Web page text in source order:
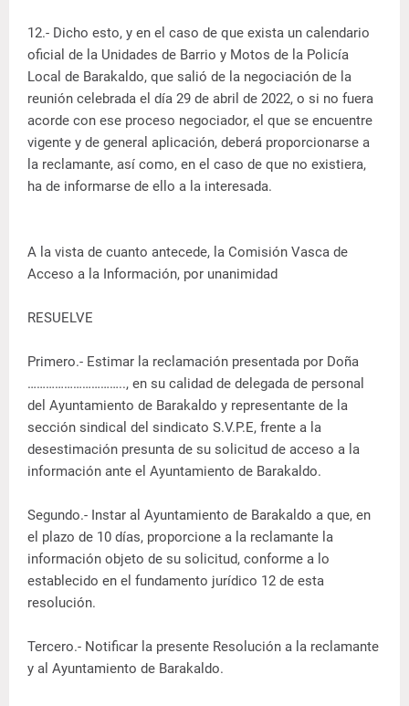
12.- Dicho esto, y en el caso de que exista un calendario
oficial de la Unidades de Barrio y Motos de la Policía
Local de Barakaldo, que salió de la negociación de la
reunión celebrada el día 29 de abril de 2022, o si no fuera
acorde con ese proceso negociador, el que se encuentre
vigente y de general aplicación, deberá proporcionarse a
la reclamante, así como, en el caso de que no existiera,
ha de informarse de ello a la interesada.
A la vista de cuanto antecede, la Comisión Vasca de
Acceso a la Información, por unanimidad
RESUELVE
Primero.- Estimar la reclamación presentada por Doña
………………………….., en su calidad de delegada de personal
del Ayuntamiento de Barakaldo y representante de la
sección sindical del sindicato S.V.P.E, frente a la
desestimación presunta de su solicitud de acceso a la
información ante el Ayuntamiento de Barakaldo.
Segundo.- Instar al Ayuntamiento de Barakaldo a que, en
el plazo de 10 días, proporcione a la reclamante la
información objeto de su solicitud, conforme a lo
establecido en el fundamento jurídico 12 de esta
resolución.
Tercero.- Notificar la presente Resolución a la reclamante
y al Ayuntamiento de Barakaldo.